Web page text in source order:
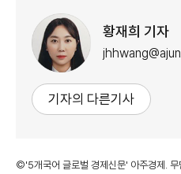
황재희 기자
기자의 다른기사
©'5개국어 글로벌 경제신문' 아주경제. 무